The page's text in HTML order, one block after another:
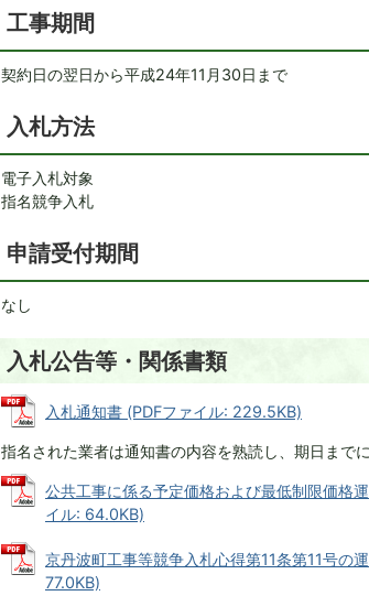
工事期間
契約日の翌日から平成24年11月30日まで
入札方法
電子入札対象
指名競争入札
申請受付期間
なし
入札公告等・関係書類
入札通知書 (PDFファイル: 229.5KB)
指名された業者は通知書の内容を熟読し、期日まで
公共工事に係る予定価格および最低制限価格
イル: 64.0KB)
京丹波町工事等競争入札心得第11条第11号の
77.0KB)